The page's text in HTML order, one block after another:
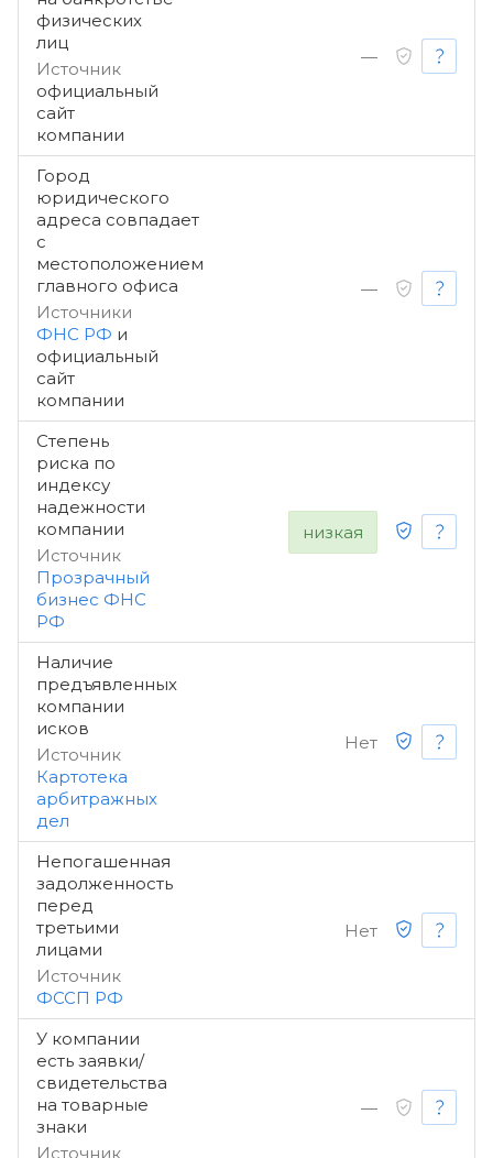
физических
лиц
Источник
официальный
сайт
компании
—
Город
юридического
адреса совпадает
с
местоположением
главного офиса
Источники
ФНС РФ и
официальный
сайт
компании
—
Степень
риска по
индексу
надежности
компании
Источник
Прозрачный
бизнес ФНС
РФ
низкая
Наличие
предъявленных
компании
исков
Источник
Картотека
арбитражных
дел
Нет
Непогашенная
задолженность
перед
третьими
лицами
Источник
ФССП РФ
Нет
У компании
есть заявки/
свидетельства
на товарные
знаки
Источник
—